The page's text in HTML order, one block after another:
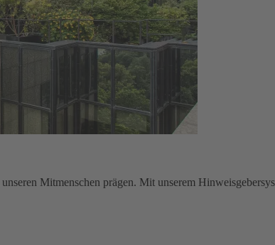
Mitmenschen prägen. Mit unserem